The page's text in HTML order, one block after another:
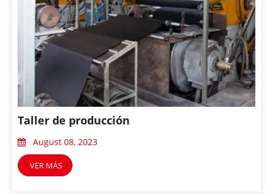
Taller de producción
August 08, 2023
VER MÁS